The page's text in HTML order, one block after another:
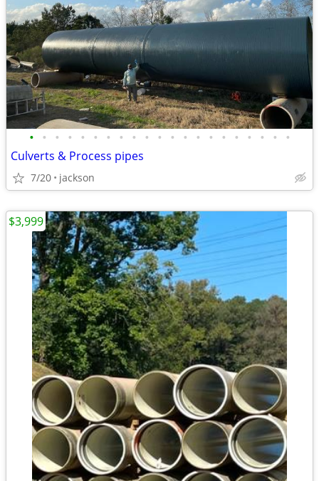
• • • • • • • • • • • • • • • • • • • • •
Culverts & Process pipes
7/20 jackson
$3,999